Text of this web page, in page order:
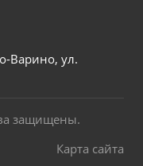
Варино, ул.
защищены.
Карта сайта